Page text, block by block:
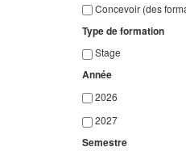
Concevoir (des
Type de formation
Stage
Année
2026
2027
Semestre